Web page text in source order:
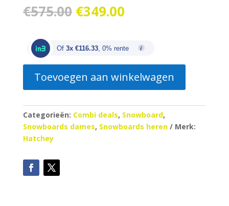
€575.00 Oorspronkelijke
prijs
€575.00.
€349.00Huidige
€349.00.
Of 3x €116.33, 0% rente
Toevoegen aan winkelwagen
Categorieën: Combi deals, Snowboard,
Snowboards dames, Snowboards heren
Merk:
Hatchey